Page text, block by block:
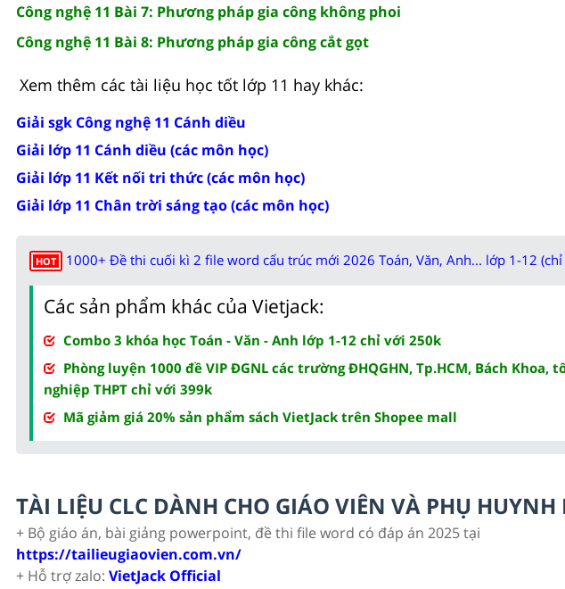
Công nghệ 11 Bài 7: Phương pháp gia công không phoi
Công nghệ 11 Bài 8: Phương pháp gia công cắt gọt
Xem thêm các tài liệu học tốt lớp 11 hay khác:
Giải sgk Công nghệ 11 Cánh diều
Giải lớp 11 Cánh diều (các môn học)
Giải lớp 11 Kết nối tri thức (các môn học)
Giải lớp 11 Chân trời sáng tạo (các môn học)
HOT 1000+ Đề thi cuối kì 2 file word cấu trúc mới 2026 Toán, Văn, Anh... lớp 1-12
Các sản phẩm khác của Vietjack:
Combo 3 khóa học Toán - Văn - Anh lớp 1-12 chỉ với 250k
Phòng luyện 1000 đề VIP ĐGNL các trường ĐHQGHN, Tp.HCM, Bách Khoa,
nghiệp THPT chỉ với 399k
Mã giảm giá 20% sản phẩm sách VietJack trên Shopee mall
TÀI LIỆU CLC DÀNH CHO GIÁO VIÊN VÀ PHỤ HUYNH
+ Bộ giáo án, bài giảng powerpoint, đề thi file word có đáp án 2025 tại
https://tailieugiaovien.com.vn/
+ Hỗ trợ zalo: VietJack Official